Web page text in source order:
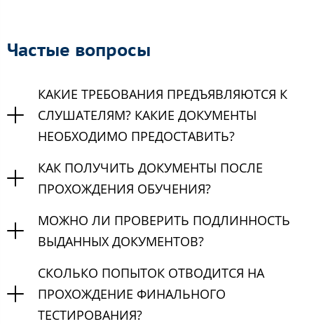
Частые вопросы
КАКИЕ ТРЕБОВАНИЯ ПРЕДЪЯВЛЯЮТСЯ К
СЛУШАТЕЛЯМ? КАКИЕ ДОКУМЕНТЫ
НЕОБХОДИМО ПРЕДОСТАВИТЬ?
КАК ПОЛУЧИТЬ ДОКУМЕНТЫ ПОСЛЕ
ПРОХОЖДЕНИЯ ОБУЧЕНИЯ?
МОЖНО ЛИ ПРОВЕРИТЬ ПОДЛИННОСТЬ
ВЫДАННЫХ ДОКУМЕНТОВ?
СКОЛЬКО ПОПЫТОК ОТВОДИТСЯ НА
ПРОХОЖДЕНИЕ ФИНАЛЬНОГО
ТЕСТИРОВАНИЯ?